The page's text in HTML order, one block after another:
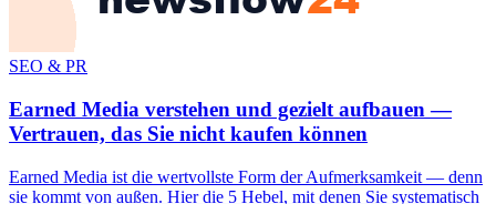
SEO & PR
Earned Media verstehen und gezielt aufbauen —
Vertrauen, das Sie nicht kaufen können
Earned Media ist die wertvollste Form der Aufmerksamkeit — denn
sie kommt von außen. Hier die 5 Hebel, mit denen Sie systematisch